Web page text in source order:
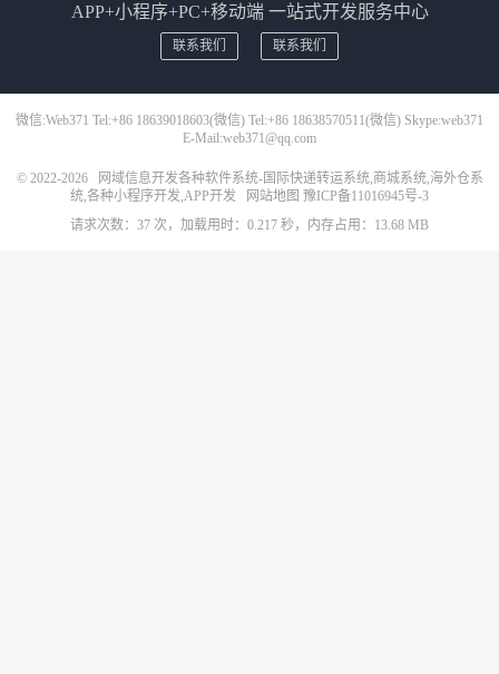
APP+小程序+PC+移动端 一站式开发服务中心
联系我们 联系我们
微信:Web371 Tel:+86 18639018603(微信) Tel:+86 18638570511(微信) Skype:web371
E-Mail:web371@qq.com
© 2022-2026
网域信息开发各种软件系统-国际快递转运系统,商城系统,海外仓系
统,各种小程序开发,APP开发
网站地图 豫ICP备11016945号-3
请求次数：37 次，加载用时：0.217 秒，内存占用：13.68 MB